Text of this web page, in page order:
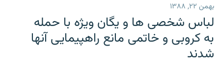
اصلی
رفتن
صفحه
جستجو
رادیو
انتخاب کنید و بشنوید
برنامه‌های رادیویی
پادکست
چندرسانه‌ای
بهمن ۲۲, ۱۳۸۸
لباس شخصی ها و یگان ویژه با حمله
به کروبی و خاتمی مانع راهپیمایی آنها
شدند